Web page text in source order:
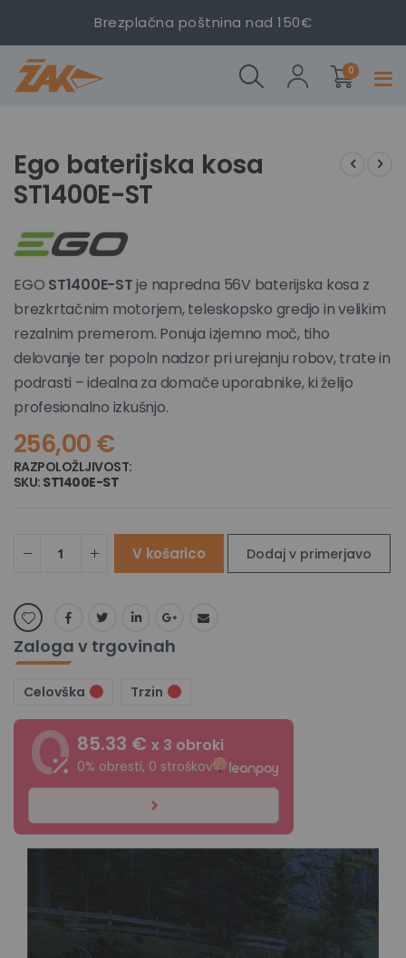
Brezplačna poštnina nad 150€
0izdelki
na
konec
galerije
slik
kosa
ST1400E-
na
začetek
galerije
slik
Ego baterijska kosa
ST1400E-ST
EGO ST1400E-STje napredna 56V baterijska kosa z
brezkrtačnim motorjem, teleskopsko gredjo in velikim
rezalnim premerom. Ponuja izjemno moč, tiho
delovanje ter popoln nadzor pri urejanju robov, trate in
podrasti – idealna za domače uporabnike, ki želijo
profesionalno izkušnjo.
256,00 €
RAZPOLOŽLJIVOST:
SKU ST1400E-ST
V košarico Dodaj v primerjavo
Zaloga v trgovinah
Celovška Trzin
85.33 € x 3 obroki
0% obresti, 0 stroškov